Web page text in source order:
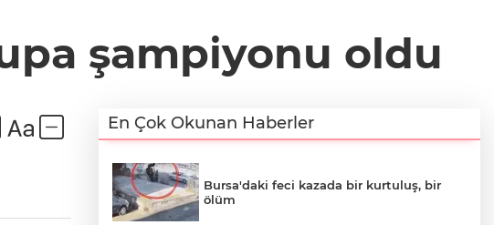
şampiyonu oldu
En Çok Okunan Haberler
Bursa'daki feci kazada bir kurtuluş, bir
ölüm